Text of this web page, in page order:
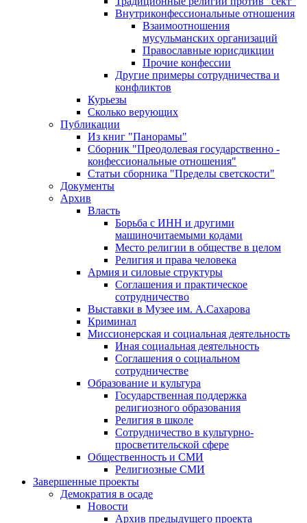
Внутриконфессиональные отношения
Взаимоотношения
мусульманских организаций
Православные юрисдикции
Прочие конфессии
Другие примеры сотрудничества и
конфликтов
Курьезы
Сколько верующих
Публикации
Из книг "Панорамы"
Сборник "Преодолевая государственно -
конфессиональные отношения"
Статьи сборника "Пределы светскости"
Документы
Архив
Власть
Борьба с ИНН и другими
машиночитаемыми кодами
Место религии в обществе в целом
Религия и права человека
Армия и силовые структуры
Соглашения и практическое
сотрудничество
Выставки в Музее им. А.Сахарова
Криминал
Миссионерская и социальная деятельность
Иная социальная деятельность
Соглашения о социальном
сотрудничестве
Образование и культура
Государственная поддержка
религиозного образования
Религия в школе
Сотрудничество в культурно-
просветительской сфере
Общественность и СМИ
Религиозные СМИ
Завершенные проекты
Демократия в осаде
Новости
Архив предыдущего проекта